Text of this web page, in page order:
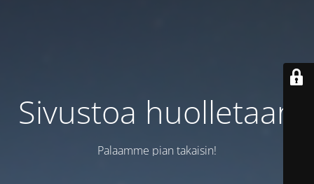
Sivustoa huolletaan
Palaamme pian takaisin!